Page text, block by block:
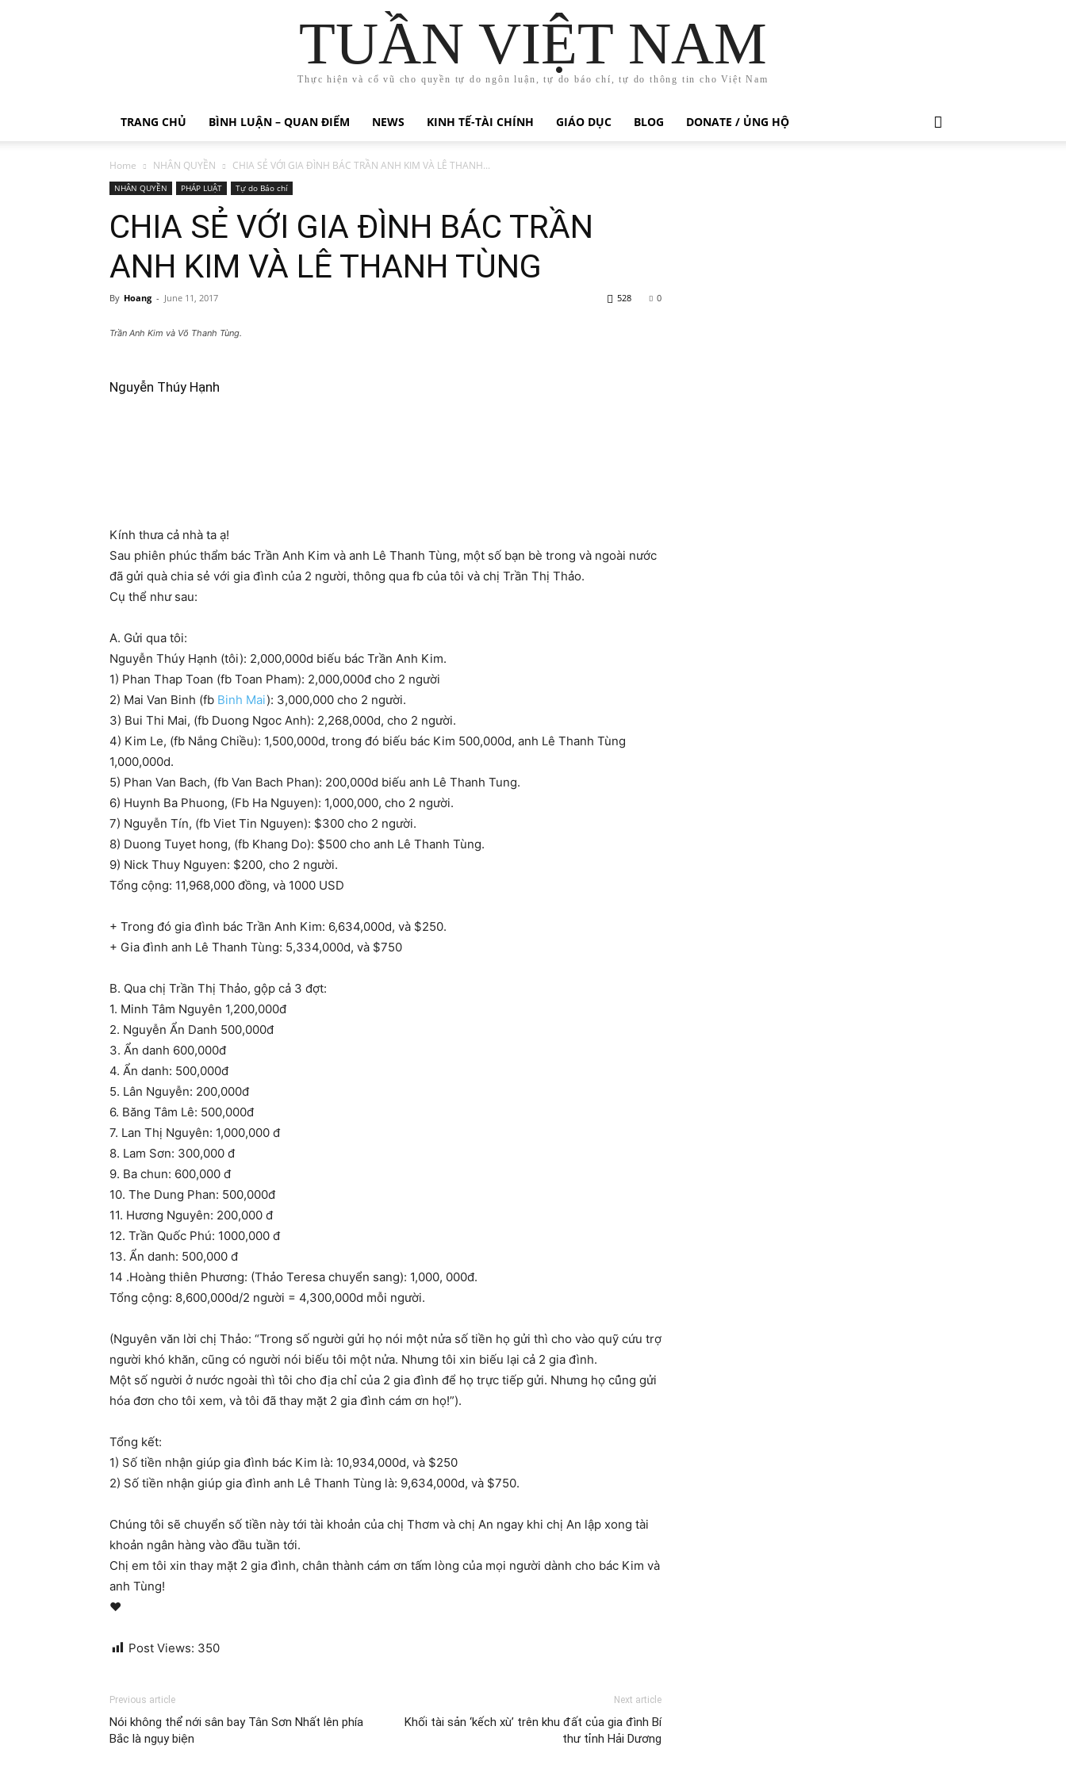
TUẦN VIỆT NAM
Thực hiện và cổ vũ cho quyền tự do ngôn luận, tự do báo chí, tự do thông tin cho Việt Nam
TRANG CHỦ BÌNH LUẬN – QUAN ĐIỂM NEWS KINH TẾ-TÀI CHÍNH GIÁO DỤC BLOG DONATE / ỦNG HỘ
Home NHÂN QUYỀN CHIA SẺ VỚI GIA ĐÌNH BÁC TRẦN ANH KIM VÀ LÊ THANH...
NHÂN QUYỀN PHÁP LUẬT Tự do Báo chí
CHIA SẺ VỚI GIA ĐÌNH BÁC TRẦN
ANH KIM VÀ LÊ THANH TÙNG
By Hoang - June 11, 2017 0
528
Trần Anh Kim và Võ Thanh Tùng.
Nguyễn Thúy Hạnh
Kính thưa cả nhà ta ạ!
Sau phiên phúc thẩm bác Trần Anh Kim và anh Lê Thanh Tùng, một số bạn bè trong và ngoài nước
đã gửi quà chia sẻ với gia đình của 2 người, thông qua fb của tôi và chị Trần Thị Thảo.
Cụ thể như sau:
A. Gửi qua tôi:
Nguyễn Thúy Hạnh (tôi): 2,000,000d biếu bác Trần Anh Kim.
1) Phan Thap Toan (fb Toan Pham): 2,000,000đ cho 2 người
2) Mai Van Binh (fb Binh Mai): 3,000,000 cho 2 người.
3) Bui Thi Mai, (fb Duong Ngoc Anh): 2,268,000d, cho 2 người.
4) Kim Le, (fb Nắng Chiều): 1,500,000d, trong đó biếu bác Kim 500,000d, anh Lê Thanh Tùng
1,000,000d.
5) Phan Van Bach, (fb Van Bach Phan): 200,000d biếu anh Lê Thanh Tung.
6) Huynh Ba Phuong, (Fb Ha Nguyen): 1,000,000, cho 2 người.
7) Nguyễn Tín, (fb Viet Tin Nguyen): $300 cho 2 người.
8) Duong Tuyet hong, (fb Khang Do): $500 cho anh Lê Thanh Tùng.
9) Nick Thuy Nguyen: $200, cho 2 người.
Tổng cộng: 11,968,000 đồng, và 1000 USD
+ Trong đó gia đình bác Trần Anh Kim: 6,634,000d, và $250.
+ Gia đình anh Lê Thanh Tùng: 5,334,000d, và $750
B. Qua chị Trần Thị Thảo, gộp cả 3 đợt:
1. Minh Tâm Nguyên 1,200,000đ
2. Nguyễn Ẩn Danh 500,000đ
3. Ẩn danh 600,000đ
4. Ẩn danh: 500,000đ
5. Lân Nguyễn: 200,000đ
6. Băng Tâm Lê: 500,000đ
7. Lan Thị Nguyên: 1,000,000 đ
8. Lam Sơn: 300,000 đ
9. Ba chun: 600,000 đ
10. The Dung Phan: 500,000đ
11. Hương Nguyên: 200,000 đ
12. Trần Quốc Phú: 1000,000 đ
13. Ẩn danh: 500,000 đ
14 .Hoàng thiên Phương: (Thảo Teresa chuyển sang): 1,000, 000đ.
Tổng cộng: 8,600,000d/2 người = 4,300,000d mỗi người.
(Nguyên văn lời chị Thảo: “Trong số người gửi họ nói một nửa số tiền họ gửi thì cho vào quỹ cứu trợ
người khó khăn, cũng có người nói biếu tôi một nửa. Nhưng tôi xin biếu lại cả 2 gia đình.
Một số người ở nước ngoài thì tôi cho địa chỉ của 2 gia đình để họ trực tiếp gửi. Nhưng họ cũ̉ng gửi
hóa đơn cho tôi xem, và tôi đã thay mặt 2 gia đình cám ơn họ!”).
Tổng kết:
1) Số tiền nhận giúp gia đình bác Kim là: 10,934,000d, và $250
2) Số tiền nhận giúp gia đình anh Lê Thanh Tùng là: 9,634,000d, và $750.
Chúng tôi sẽ chuyển số tiền này tới tài khoản của chị Thơm và chị An ngay khi chị An lập xong tài
khoản ngân hàng vào đầu tuần tới.
Chị em tôi xin thay mặt 2 gia đình, chân thành cám ơn tấm lòng của mọi người dành cho bác Kim và
anh Tùng!
♥
Post Views: 350
Previous article
Nói không thể nới sân bay Tân Sơn Nhất lên phía
Bắc là ngụy biện
Next article
Khối tài sản ‘kếch xù’ trên khu đất của gia đình Bí
thư tỉnh Hải Dương